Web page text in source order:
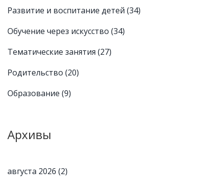
Развитие и воспитание детей (34)
Обучение через искусство (34)
Тематические занятия (27)
Родительство (20)
Образование (9)
Архивы
августа 2026 (2)